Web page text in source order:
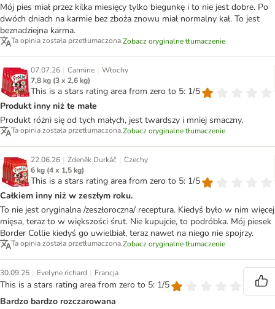
Mój pies miał przez kilka miesięcy tylko biegunkę i to nie jest dobre. Po
dwóch dniach na karmie bez zboża znowu miał normalny kał. To jest
beznadziejna karma.
Ta opinia została przetłumaczona.Zobacz oryginalne tłumaczenie
07.07.26 | Carmine | Włochy
7,8 kg (3 x 2,6 kg)
This is a stars rating area from zero to 5: 1/5
Produkt inny niż te małe
Produkt różni się od tych małych, jest twardszy i mniej smaczny.
Ta opinia została przetłumaczona.Zobacz oryginalne tłumaczenie
22.06.26 | Zdeněk Durkáč | Czechy
6 kg (4 x 1,5 kg)
This is a stars rating area from zero to 5: 1/5
Całkiem inny niż w zeszłym roku.
To nie jest oryginalna /zeszłoroczna/ receptura. Kiedyś było w nim więcej
mięsa, teraz to w większości śrut. Nie kupujcie, to podróbka. Mój piesek
Border Collie kiedyś go uwielbiał, teraz nawet na niego nie spojrzy.
Ta opinia została przetłumaczona.Zobacz oryginalne tłumaczenie
30.09.25 | Evelyne richard | Francja
This is a stars rating area from zero to 5: 1/5
Bardzo bardzo rozczarowana